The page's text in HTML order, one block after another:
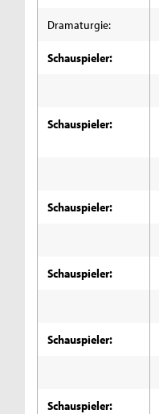
Dramaturgie:
Schauspieler:
Schauspieler:
Schauspieler:
Schauspieler:
Schauspieler:
Schauspieler: